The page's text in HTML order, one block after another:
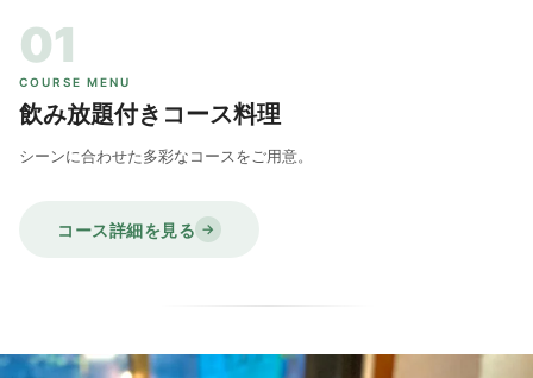
01
COURSE MENU
飲み放題付きコース料理
シーンに合わせた多彩なコースをご用意。
コース詳細を見る →